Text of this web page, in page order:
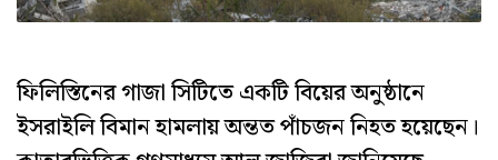
ফিলিস্তিনের গাজা সিটিতে একটি বিয়ের অনুষ্ঠানে
ইসরাইলি বিমান হামলায় অন্তত পাঁচজন নিহত হয়েছেন।